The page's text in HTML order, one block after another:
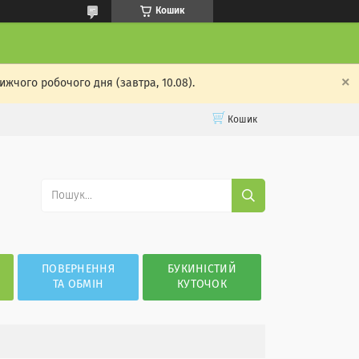
Кошик
робочого дня (завтра, 10.08).
Кошик
ПОВЕРНЕННЯ
ТА ОБМІН
БУКИНІСТИЙ
КУТОЧОК